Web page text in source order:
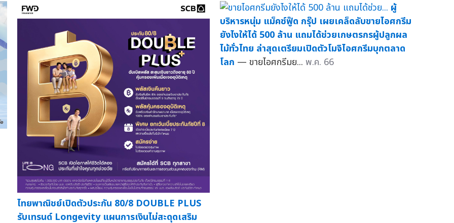
ไทยพาณิชย์เปิดตัวประกัน 80/8 DOUBLE PLUS
รับเทรนด์ Longevity แผนการเงินไม่สะดุดเสริม
ผู้
บริหารหนุ่ม แม็คซ์ฟู๊ด กรุ๊ป เผยเคล็ดลับขายไอศกรีม
ยังไงให้ได้ 500 ล้าน แถมได้ช่วยเกษตรกรผู้ปลูกผล
ไม้ทั่วไทย ล่าสุดเตรียมเปิดตัวโมจิไอศกรีมบุกตลาด
โลก — ขายไอศกรีมย... พ.ค. 66